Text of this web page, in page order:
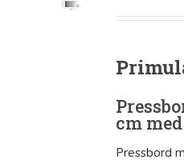
cm
Pressbord